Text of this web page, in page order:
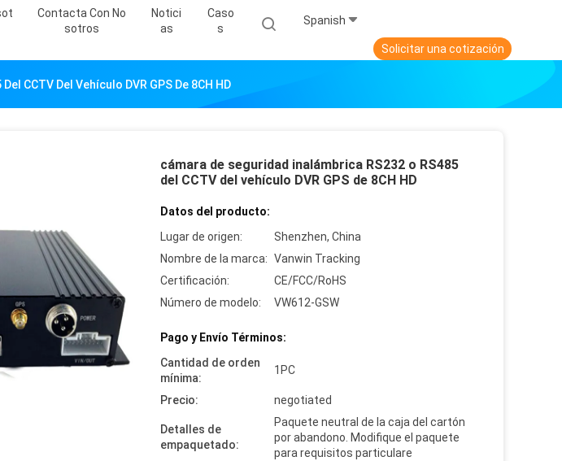
Contacta Con No
Sotros
Notici
As
Caso
S
Spanish
Solicitar una cotización
CCTV Del Vehículo DVR GPS De 8CH HD
cámara de seguridad inalámbrica RS232 o RS485
del CCTV del vehículo DVR GPS de 8CH HD
Datos del producto:
Lugar de origen:
Shenzhen, China
Nombre de la marca: Vanwin Tracking
Certificación:
CE/FCC/RoHS
Número de modelo:
VW612-GSW
Pago y Envío Términos:
Cantidad de orden
mínima:
1PC
Precio: negotiated
Detalles de
empaquetado:
Paquete neutral de la caja del cartón
por abandono. Modifique el paquete
para requisitos particulare